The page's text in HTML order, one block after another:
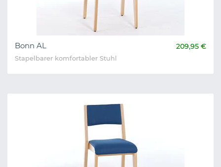
Bonn AL 209,95 €
Stapelbarer komfortabler Stuhl